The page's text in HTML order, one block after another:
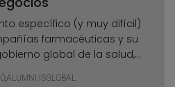
específico (y muy difícil)
farmacéuticas y su
global de la salud,...
,ALUMNI ISGLOBAL